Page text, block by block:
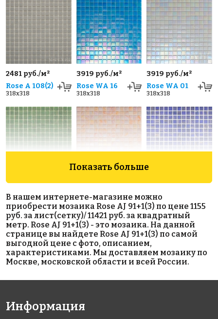
2481 руб./м²
Rose A 108(2)
318x318
3919 руб./м²
Rose WA 16
318x318
3919 руб./м²
Rose WA 01
318x318
6869 руб./м²
Rose GA 26(1)
318x318
3919 руб./м²
Rose WB 87
318x318
3919 руб./м²
Rose G 19
318x318
Rose GA 72(1)
318x318
Rose WA 45
318x318
Показать больше
В нашем интернете-магазине можно
приобрести мозаика Rose AJ 91+1(3) по цене 1155
руб. за лист(сетку)/ 11421 руб. за квадратный
метр. Rose AJ 91+1(3) - это мозаика. На данной
странице вы найдете Rose AJ 91+1(3) по самой
выгодной цене с фото, описанием,
характеристиками. Мы доставляем мозаику по
Москве, московской области и всей России.
Информация